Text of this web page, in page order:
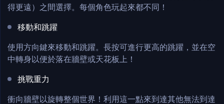
得更遠）之間選擇。每個角色玩起來都不同！
移動和跳躍
使用方向鍵來移動和跳躍。長按可進行更高的跳躍，並在空
中轉身以便於落在牆壁或天花板上！
挑戰重力
衝向牆壁以旋轉整個世界！利用這一點來到達其他無法到達